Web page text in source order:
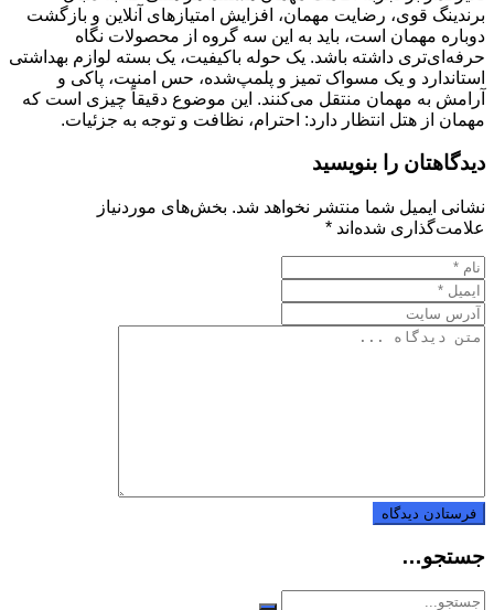
برندینگ قوی، رضایت مهمان، افزایش امتیازهای آنلاین و بازگشت
دوباره مهمان است، باید به این سه گروه از محصولات نگاه
حرفه‌ای‌تری داشته باشد. یک حوله باکیفیت، یک بسته لوازم بهداشتی
استاندارد و یک مسواک تمیز و پلمپ‌شده، حس امنیت، پاکی و
آرامش به مهمان منتقل می‌کنند. این موضوع دقیقاً چیزی است که
مهمان از هتل انتظار دارد: احترام، نظافت و توجه به جزئیات.
دیدگاهتان را بنویسید
نشانی ایمیل شما منتشر نخواهد شد. بخش‌های موردنیاز
علامت‌گذاری شده‌اند *
جستجو…